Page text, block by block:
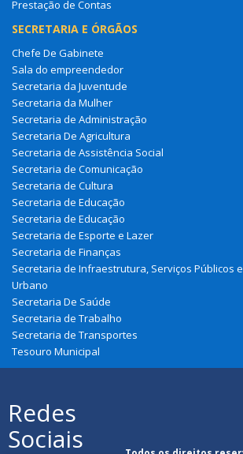
Prestação de Contas
SECRETARIA E ÓRGÃOS
Chefe De Gabinete
Sala do empreendedor
Secretaria da Juventude
Secretaria da Mulher
Secretaria de Administração
Secretaria De Agricultura
Secretaria de Assistência Social
Secretaria de Comunicação
Secretaria de Cultura
Secretaria de Educação
Secretaria de Educação
Secretaria de Esporte e Lazer
Secretaria de Finanças
Secretaria de Infraestrutura, Serviços Públicos
Urbano
Secretaria De Saúde
Secretaria de Trabalho
Secretaria de Transportes
Tesouro Municipal
Redes
Sociais